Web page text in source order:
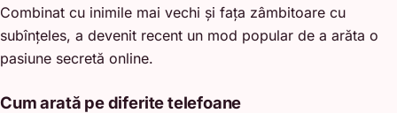
Combinat cu inimile mai vechi și fața zâmbitoare cu
subînțeles, a devenit recent un mod popular de a arăta o
pasiune secretă online.
Cum arată pe diferite telefoane